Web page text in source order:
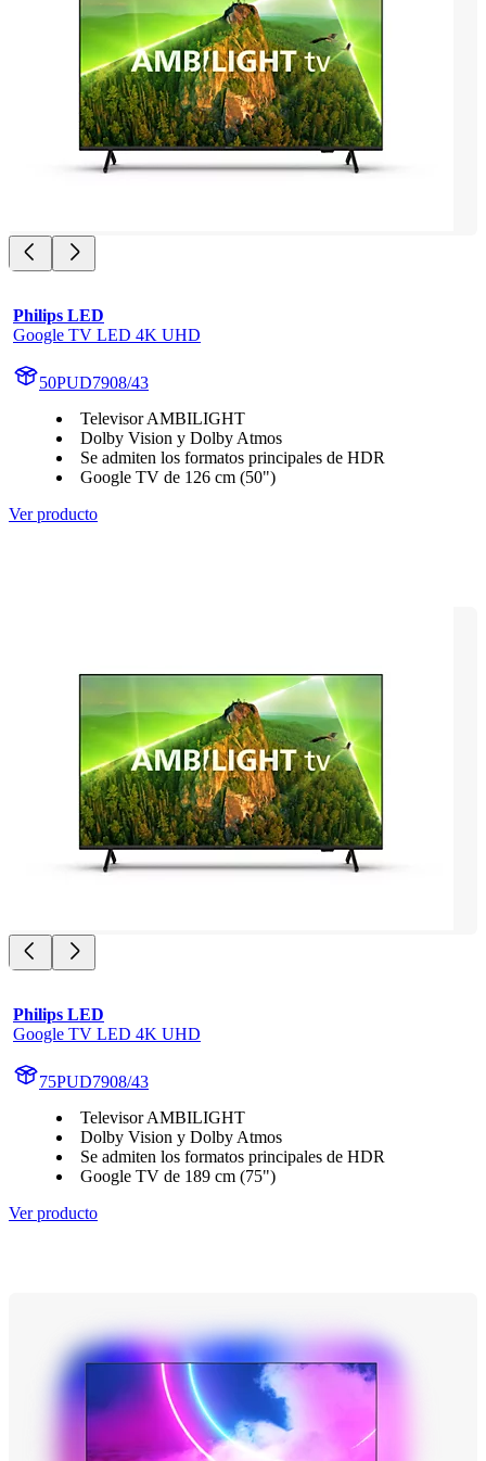
Philips LED
Google TV LED 4K UHD
50PUD7908/43
Televisor AMBILIGHT
Dolby Vision y Dolby Atmos
Se admiten los formatos principales de HDR
Google TV de 126 cm (50")
Ver producto
Philips LED
Google TV LED 4K UHD
75PUD7908/43
Televisor AMBILIGHT
Dolby Vision y Dolby Atmos
Se admiten los formatos principales de HDR
Google TV de 189 cm (75")
Ver producto